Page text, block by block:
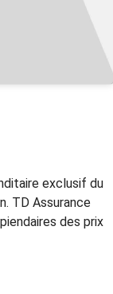
exclusif du
TD Assurance
des prix